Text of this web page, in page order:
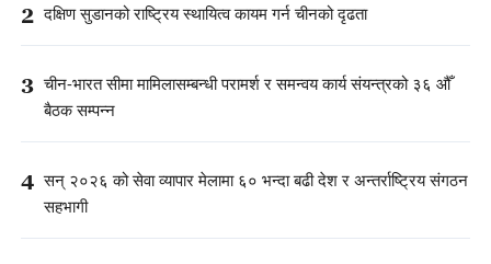
2 दक्षिण सुडानको राष्ट्रिय स्थायित्व कायम गर्न चीनको दृढता
3 चीन-भारत सीमा मामिलासम्बन्धी परामर्श र समन्वय कार्य संयन्त्रको ३६ औँ
बैठक सम्पन्न
4 सन् २०२६ को सेवा व्यापार मेलामा ६० भन्दा बढी देश र अन्तर्राष्ट्रिय संगठन
सहभागी